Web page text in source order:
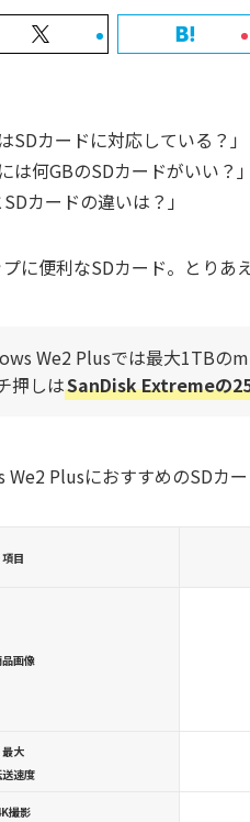
SDカードに対応している？」
は何GBのSDカードがいい？」
カードの違いは？」
に便利なSDカード。とりあ
We2 Plusでは最大1TBの
押しはSanDisk Extremeの
PlusにおすすめのSDカー
項目
画像
最大
速度
撮影